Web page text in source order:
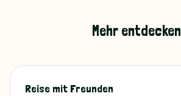
Mehr entdecken
Reise mit Freunden